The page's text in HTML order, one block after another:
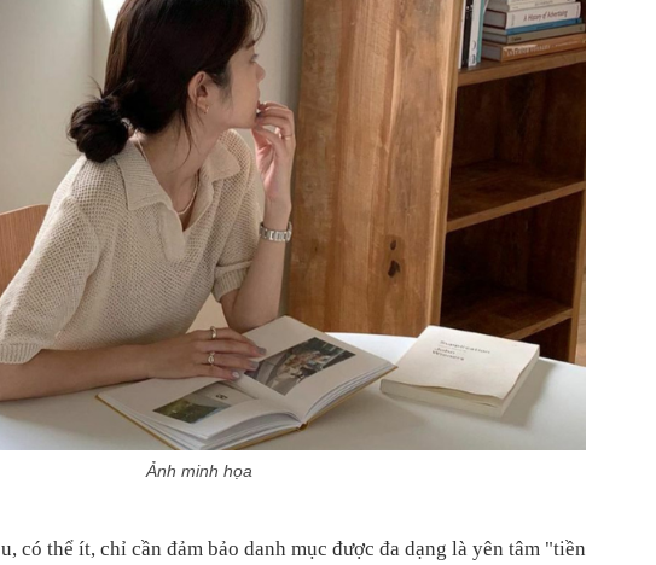
Ảnh minh họa
có thể ít, chỉ cần đảm bảo danh mục được đa dạng là yên tâm "tiền